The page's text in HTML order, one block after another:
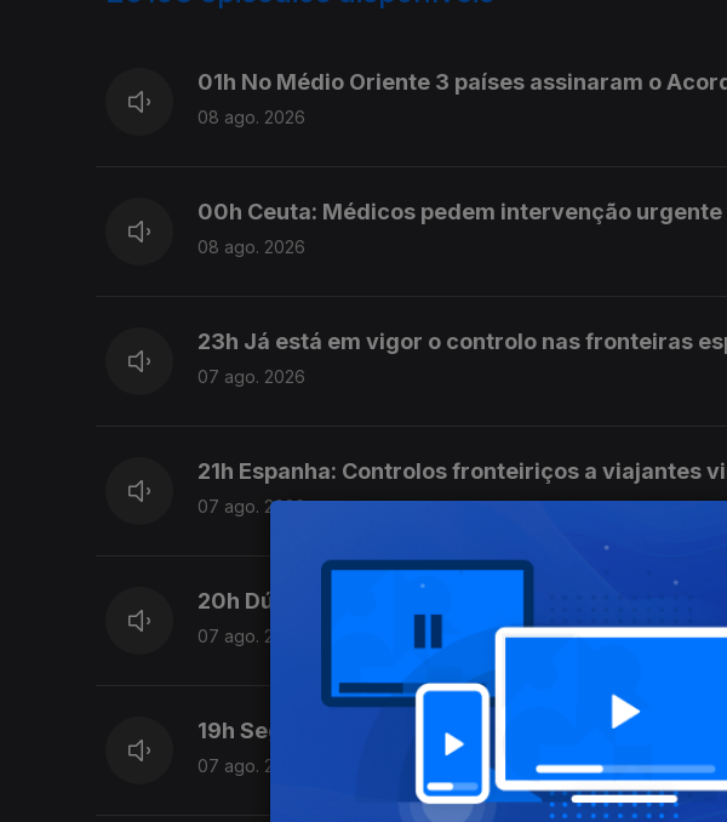
01h No Médio Oriente 3 países assinaram o
08 ago. 2026
00h Ceuta: Médicos pedem intervenção urgente
08 ago. 2026
23h Já está em vigor o controlo nas fronteiras
07 ago. 2026
21h Espanha: Controlos fronteiriços a viajantes
07 ago. 2026
20h Dúvidas sobre lei do asilo enviadas para o
07 ago. 2026
19h Seguro trava lei do retorno de estrangeiros
07 ago. 2026